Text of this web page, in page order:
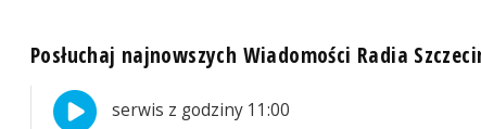
Posłuchaj najnowszych Wiadomości Radia
serwis z godziny 11:00